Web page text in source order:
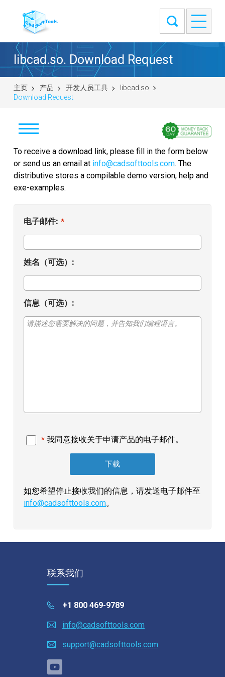
libcad.so. Download Request
主页 产品 开发人员工具
libcad.so
Download Request
Download
购买
选择 SDK
To receive a download link, please fill in the form below
or send us an email at info@cadsofttools.com. The
distributive stores a compilable demo version, help and
exe-examples.
电子邮件: *
姓名（可选）:
信息（可选）:
*我同意接收关于申请产品的电子邮件。
如您希望停止接收我们的信息，请发送电子邮件至
info@cadsofttools.com。
联系我们
+1 800 469-9789
info@cadsofttools.com
support@cadsofttools.com